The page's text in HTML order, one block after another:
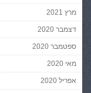
מרץ 2021
דצמבר 2020
ספטמבר 2020
מאי 2020
אפריל 2020